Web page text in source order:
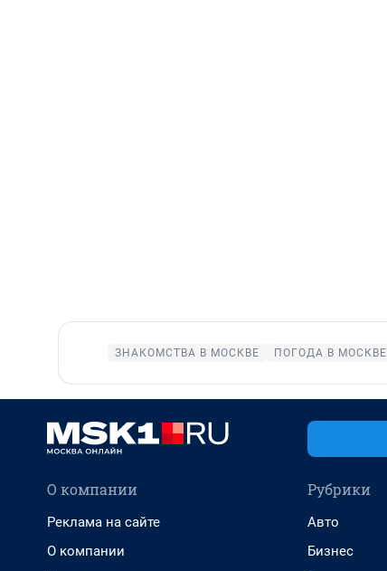
ЗНАКОМСТВА В МОСКВЕ ПОГОДА В МОСКВЕ
О компании
Реклама на сайте
О компании
Рубрики
Авто
Бизнес